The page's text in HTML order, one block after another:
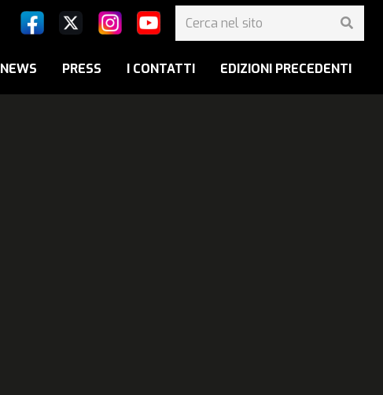
NEWS PRESS I CONTATTI EDIZIONI PRECEDENTI